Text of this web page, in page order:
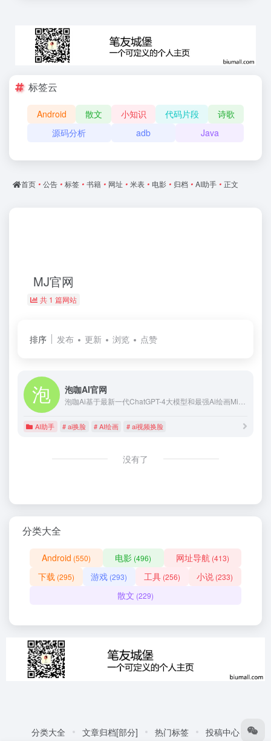
标签云
Android 散文 小知识 代码片段
诗歌
源码分析
adb Java
首页 • 公告 • 标签 • 书籍 • 网址 • 米表 • 电影 • 归档 • AI助手 • 正文
MJ官网
共 1 篇网站
排序 发布 更新 浏览 点赞
泡咖AI官网
AI助手 # ai换脸 # AI绘画 # ai视频换脸
没有了
分类大全
Android (550) 电影 (496) 网址导航 (413)
下载 (295) 游戏 (293) 工具(256) 小说 (233)
散文 (229)
分类大全 文章归档[部分] 热门标签 投稿中心